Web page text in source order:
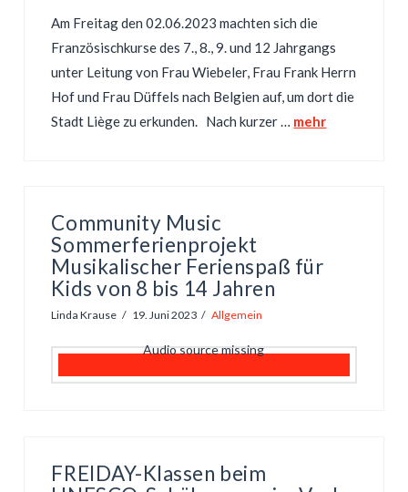
Am Freitag den 02.06.2023 machten sich die
Französischkurse des 7., 8., 9. und 12 Jahrgangs
unter Leitung von Frau Wiebeler, Frau Frank Herrn
Hof und Frau Düffels nach Belgien auf, um dort die
Stadt Liège zu erkunden. Nach kurzer … mehr
Community Music
Sommerferienprojekt
Musikalischer Ferienspaß für
Kids von 8 bis 14 Jahren
Linda Krause 19. Juni 2023 Allgemein
Audio source missing
FREIDAY-Klassen beim